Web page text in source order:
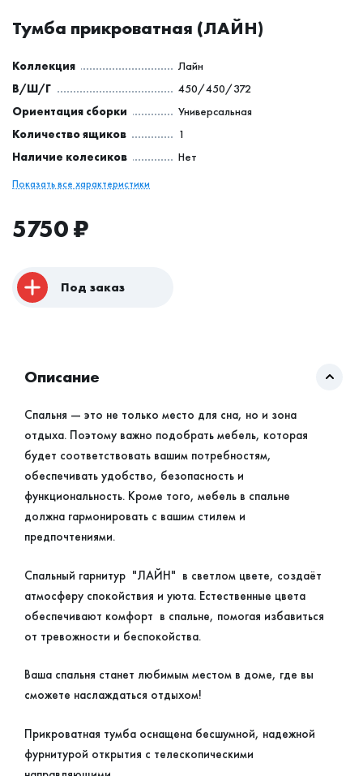
Тумба прикроватная (ЛАЙН)
Коллекция
Лайн
В/Ш/Г
450/450/372
Ориентация сборки
Универсальная
Количество ящиков
1
Наличие колесиков
Нет
Показать все характеристики
5750₽
Под заказ
Описание
Спальня — это не только место для сна, но и зона
отдыха. Поэтому важно подобрать мебель, которая
будет соответствовать вашим потребностям,
обеспечивать удобство, безопасность и
функциональность. Кроме того, мебель в спальне
должна гармонировать с вашим стилем и
предпочтениями.
Спальный гарнитур "ЛАЙН" в светлом цвете, создаёт
атмосферу спокойствия и уюта. Естественные цвета
обеспечивают комфорт в спальне, помогая избавиться
от тревожности и беспокойства.
Ваша спальня станет любимым местом в доме, где вы
сможете наслаждаться отдыхом!
Прикроватная тумба оснащена бесшумной, надежной
фурнитурой открытия с телескопическими